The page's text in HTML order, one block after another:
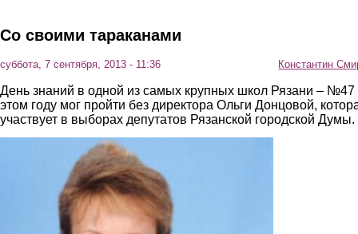
Со своими тараканами
суббота, 7 сентября, 2013 - 11:36 Константин
День знаний в одной из самых крупных школ Рязани – №47
этом году мог пройти без директора Ольги Донцовой,
участвует в выборах депутатов Рязанской городской Думы.
doncova_1.jpg